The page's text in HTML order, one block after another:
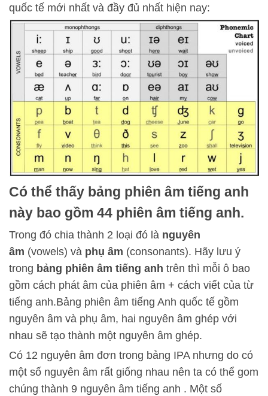
quốc tế mới nhất và đầy đủ nhất hiện nay:
Có thể thấy bảng phiên âm tiếng anh
này bao gồm 44 phiên âm tiếng anh.
Trong đó chia thành 2 loại đó là nguyên
âm (vowels) và phụ âm (consonants). Hãy lưu ý
trong bảng phiên âm tiếng anh trên thì mỗi ô bao
gồm cách phát âm của phiên âm + cách viết của từ
tiếng anh.Bảng phiên âm tiếng Anh quốc tế gồm
nguyên âm và phụ âm, hai nguyên âm ghép với
nhau sẽ tạo thành một nguyên âm ghép.
Có 12 nguyên âm đơn trong bảng IPA nhưng do có
một số nguyên âm rất giống nhau nên ta có thể gom
chúng thành 9 nguyên âm tiếng anh . Một số